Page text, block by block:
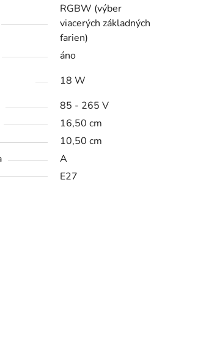
RGBW (výber
viacerých základných
farien)
áno
18 W
85 - 265 V
16,50 cm
10,50 cm
A
E27